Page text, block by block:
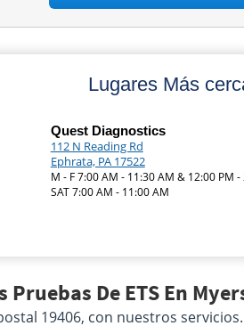
Lugares Más
Quest Diagnostics
112 N Reading Rd
Ephrata, PA 17522
M - F 7:00 AM - 11:30 AM & 12:00 PM
SAT 7:00 AM - 11:00 AM
Pruebas De ETS En
19406, con nuestros